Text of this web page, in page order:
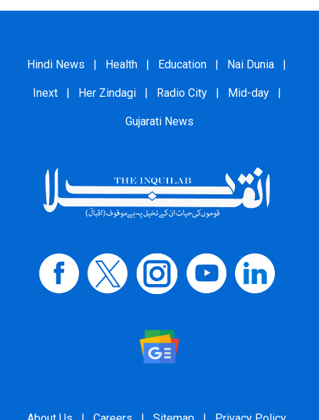
Hindi News | Health | Education | Nai Dunia |
Inext | Her Zindagi | Radio City | Mid-day |
Gujarati News